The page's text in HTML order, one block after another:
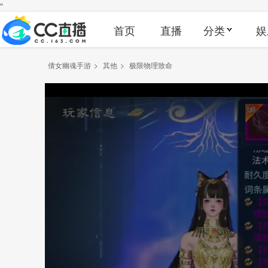
"
首页 直播 分类
倩女幽魂手游 > 其他 > 极限物理致命